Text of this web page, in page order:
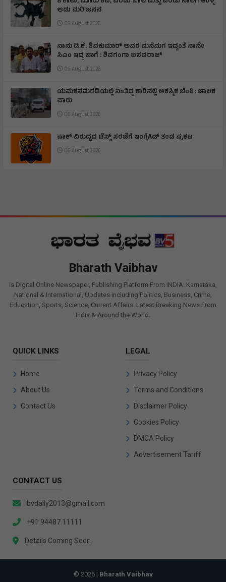
ಆಡು ಮರಿ ಜನನ
06 August 2026
ನಾನು ಡಿ.ಕೆ. ಶಿವಕುಮಾರ್ ಅವರ ಮನೆಮಗ ಇದ್ದಂತೆ ನಾನೇ
ಸಿಎಂ ಇದ್ದ ಹಾಗೆ : ಶಿವಗಂಗಾ ಬಸವರಾಜ್
06 August 2026
ಯಮಕನಮರಡಿಯಲ್ಲಿ ನಿಂತಿದ್ದ ಕಾರಿನಲ್ಲಿ ಆಕಸ್ಮಿಕ ಬೆಂಕಿ : ಚಾಲಕ
ಪಾರು
06 August 2026
ಪಾಕ್ ವಿರುದ್ಧದ ಟೆಸ್ಟ್ ಸರಣಿಗೆ ಇಂಗ್ಲೆAಡ್ ತಂಡ ಪ್ರಕಟ
06 August 2026
Bharath Vaibhav
is Digital Online Newspaper, Publishing Platform From INDIA. Karnataka,
National & International, Updates including Politics, Business, Crime,
Education, Sports, Science, Current Affairs. Latest Breaking News From
India & Around the World.
QUICK LINKS
Home
About Us
Contact Us
LEGAL
Privacy Policy
Terms and Conditions
Disclaimer Policy
Cookies Policy
DMCA Policy
Advertisement Tariff
CONTACT US
bvdaily2013@gmail.com
+91 94487 11111
Details Coming Soon
© 2026 | Bharath Vaibhav